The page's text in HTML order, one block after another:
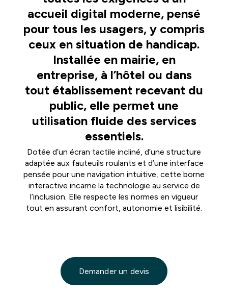
accueil digital moderne, pensé
pour tous les usagers, y compris
ceux en situation de handicap.
Installée en mairie, en
entreprise, à l’hôtel ou dans
tout établissement recevant du
public, elle permet une
utilisation fluide des services
essentiels.
Dotée d’un écran tactile incliné, d’une structure
adaptée aux fauteuils roulants et d’une interface
pensée pour une navigation intuitive, cette borne
interactive incarne la technologie au service de
l’inclusion. Elle respecte les normes en vigueur
tout en assurant confort, autonomie et lisibilité.
Demander un devis